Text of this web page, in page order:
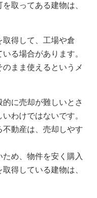
取ってある建物は、
得して、工場や倉
る場合があります。
まま使えるというメ
に売却が難しいとさ
わけではないです。
動産は、売却しやす
め、物件を安く購入
得している建物は、